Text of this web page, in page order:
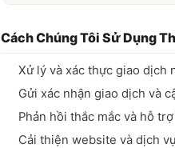
Cách Chúng Tôi Sử Dụng
Xử lý và xác thực giao dịch
Gửi xác nhận giao dịch và
Phản hồi thắc mắc và hỗ
Cải thiện website và dịch vụ